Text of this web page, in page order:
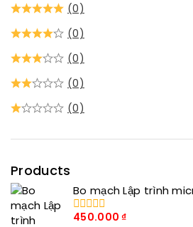
(0)
(0)
(0)
(0)
(0)
Products
Bo mạch Lập trình
0
450.000₫